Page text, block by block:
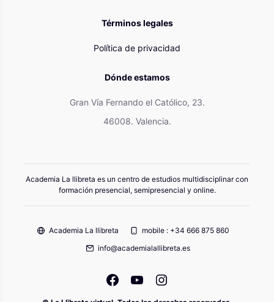
Términos legales
Política de privacidad
Dónde estamos
Gran Vía Fernando el Católico, 23.
46008. Valencia.
Academia La llibreta es un centro de estudios multidisciplinar con
formación presencial, semipresencial y online.
Academia La llibreta
mobile : +34 666 875 860
info@academialallibreta.es